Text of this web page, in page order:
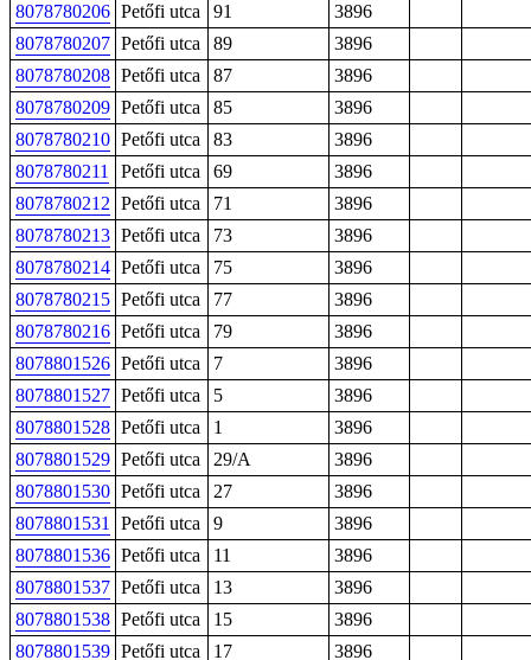
8078780206 Petőfi utca 91
3896
8078780207 Petőfi utca 89
3896
8078780208 Petőfi utca 87
3896
8078780209 Petőfi utca 85
3896
8078780210 Petőfi utca 83
3896
8078780211
Petőfi utca 69
3896
8078780212 Petőfi utca 71
3896
8078780213 Petőfi utca 73
3896
8078780214 Petőfi utca 75
3896
8078780215 Petőfi utca 77
3896
8078780216 Petőfi utca 79
3896
8078801526 Petőfi utca 7
3896
8078801527 Petőfi utca 5
3896
8078801528 Petőfi utca 1
3896
8078801529 Petőfi utca 29/A
3896
8078801530 Petőfi utca 27
3896
8078801531
Petőfi utca 9
3896
8078801536 Petőfi utca 11
3896
8078801537 Petőfi utca 13
3896
8078801538 Petőfi utca 15
3896
8078801539 Petőfi utca 17
3896